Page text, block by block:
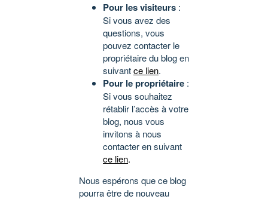
Pour les visiteurs :
Si vous avez des
questions, vous
pouvez contacter le
propriétaire du blog en
suivantce lien.
Pour le propriétaire :
Si vous souhaitez
rétablir l’accès à votre
blog, nous vous
invitons à nous
contacter en suivant
ce lien.
Nous espérons que ce blog
pourra être de nouveau